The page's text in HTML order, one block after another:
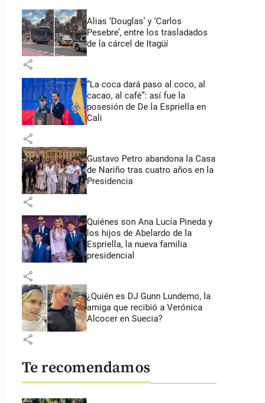
Alias ‘Douglas’ y ‘Carlos
Pesebre’, entre los trasladados
de la cárcel de Itagüí
share
“La coca dará paso al coco, al
cacao, al café”: así fue la
posesión de De la Espriella en
Cali
share
Gustavo Petro abandona la Casa
de Nariño tras cuatro años en la
Presidencia
share
Quiénes son Ana Lucía Pineda y
los hijos de Abelardo de la
Espriella, la nueva familia
presidencial
share
¿Quién es DJ Gunn Lundemo, la
amiga que recibió a Verónica
Alcocer en Suecia?
share
Te recomendamos